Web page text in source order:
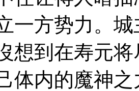
一方势力。
想到在寿元
体内的魔神